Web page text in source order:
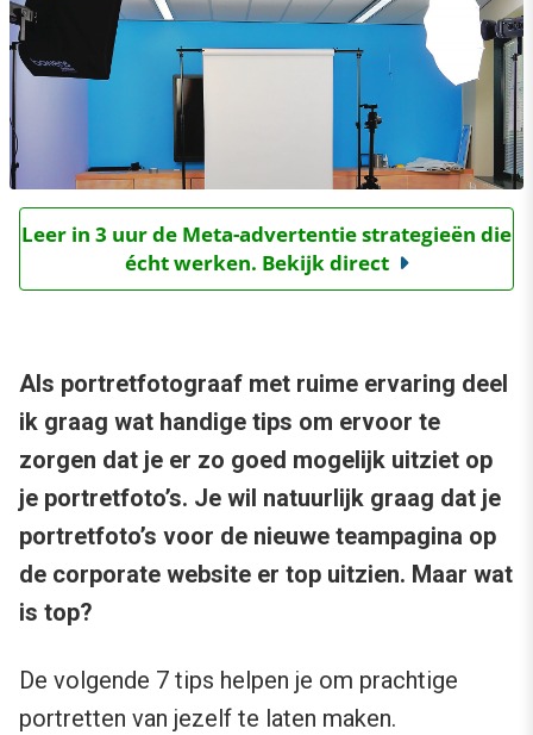
Leer in 3 uur de Meta-advertentie strategieën die
écht werken. Bekijk direct
Als portretfotograaf met ruime ervaring deel
ik graag wat handige tips om ervoor te
zorgen dat je er zo goed mogelijk uitziet op
je portretfoto’s. Je wil natuurlijk graag dat je
portretfoto’s voor de nieuwe teampagina op
de corporate website er top uitzien. Maar wat
is top?
De volgende 7 tips helpen je om prachtige
portretten van jezelf te laten maken.